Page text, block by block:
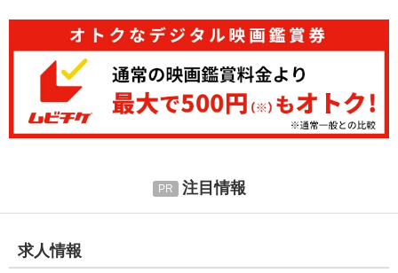
注目情報
求人情報